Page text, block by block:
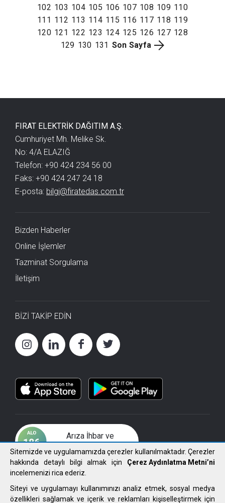
102 103 104 105 106 107 108 109 110
111 112 113 114 115 116 117 118 119
120 121 122 123 124 125 126 127 128
129 130 131 Son Sayfa
FIRAT ELEKTRİK DAĞITIM A.Ş.
Cumhuriyet Mh. Melike Sk.
No: 4/A ELAZIĞ
Telefon: +90 424 234 56 00
Faks: +90 424 247 24 18
E-posta: bilgi@firatedas.com.tr
Bizden Haberler
Online İşlemler
Tazminat Sorgulama
İletişim
BİZİ TAKİP EDİN
Arıza İhbar ve
Sitemizde ve uygulamamızda çerezler kullanılmaktadır. Çerezler
hakkında detaylı bilgi almak için Çerez Aydınlatma Metni’ni
incelemenizi rica ederiz.
Siteyi ve uygulamayı kullanımınızı analiz etmek, sosyal medya
özellikleri sağlamak ve içerik ve reklamları kişiselleştirmek için